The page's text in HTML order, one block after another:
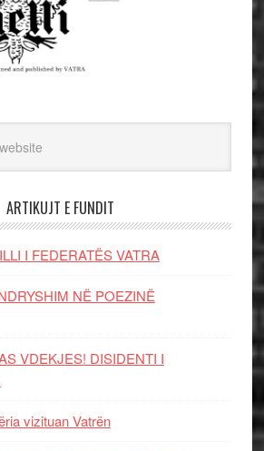
ARTIKUJT E FUNDIT
I FEDERATËS VATRA
NË POEZINË
VDEKJES! DISIDENTI I
vizituan Vatrën